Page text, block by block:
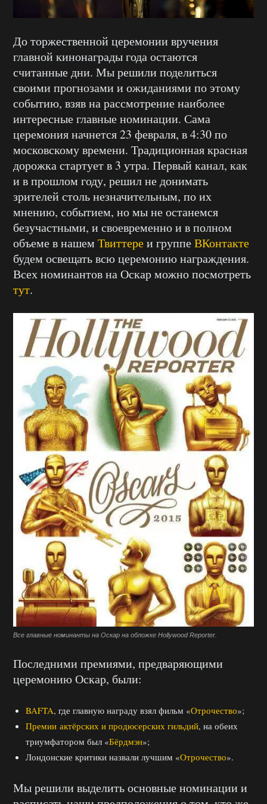
До торжественной церемонии вручения
главной кинонаграды года остаются
считанные дни. Мы решили поделиться
своими прогнозами и ожиданиями по этому
событию, взяв на рассмотрение наиболее
интересные главные номинации. Сама
церемония начнется 23 февраля, в 4:30 по
московскому времени. Традиционная красная
дорожка стартует в 3 утра. Первый канал, как
и в прошлом году, решил не донимать
зрителей столь незначительным, по их
мнению, событием, но мы не останемся
безучастными, и своевременно и в полном
объеме в нашем Твиттереи группеВКонтакте
будем освещать всю церемонию награждения.
Всех номинантов на Оскар можно посмотреть
тут.
Все главные номинанты на Оскар на обложке Hollywood Reporter.
Последними премиями, предваряющими
церемонию Оскар, были:
BAFTA, где главную награду взял фильм «Отрочество»;
Премии актёрских и продюсерских гильдий, на обеих
триумфатором был «Бёрдмэн»;
Лондонские критики назвали лучшим «Отрочество».
Мы решили выделить основные номинации и